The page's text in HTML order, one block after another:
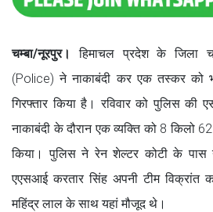
चम्बा/नूरपुर।
हिमाचल प्रदेश के जिला
(Police) ने नाकाबंदी कर एक तस्कर को
गिरफ्तार किया है। रविवार को पुलिस की
नाकाबंदी के दौरान एक व्यक्ति को 8 किलो
किया। पुलिस ने रेन शेल्टर कोटी के पास
एएसआई करतार सिंह अपनी टीम विक्रांत
महिंद्र लाल के साथ यहां मौजूद थे।